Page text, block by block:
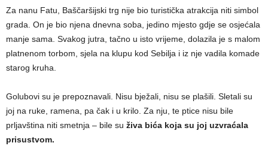
Za nanu Fatu, Baščaršijski trg nije bio turistička atrakcija niti simbol
grada. On je bio njena dnevna soba, jedino mjesto gdje se osjećala
manje sama. Svakog jutra, tačno u isto vrijeme, dolazila je s malom
platnenom torbom, sjela na klupu kod Sebilja i iz nje vadila komade
starog kruha.
Golubovi su je prepoznavali. Nisu bježali, nisu se plašili. Sletali su
joj na ruke, ramena, pa čak i u krilo. Za nju, te ptice nisu bile
prljavština niti smetnja – bile su živa bića koja su joj uzvraćala
prisustvom.